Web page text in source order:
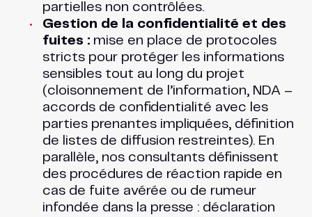
partielles non contrôlées.
Gestion de la confidentialité et des
fuites :mise en place de protocoles
stricts pour protéger les informations
sensibles tout au long du projet
(cloisonnement de l’information, NDA –
accords de confidentialité avec les
parties prenantes impliquées, définition
de listes de diffusion restreintes). En
parallèle, nos consultants définissent
des procédures de réaction rapide en
cas de fuite avérée ou de rumeur
infondée dans la presse : déclaration